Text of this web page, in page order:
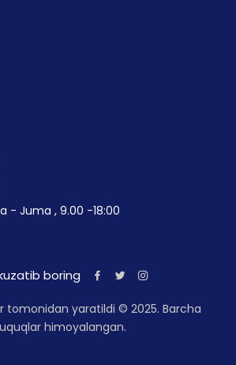
- Juma , 9.00 -18:00
boring
tomonidan yaratildi © 2025. Barcha
himoyalangan.